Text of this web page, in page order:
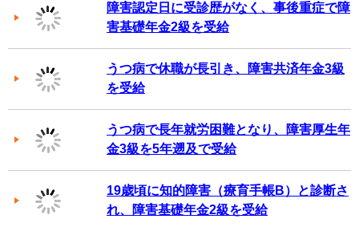
障害認定日に受診歴がなく、事後重症で障
害基礎年金2級を受給
うつ病で休職が長引き、障害共済年金3級
を受給
うつ病で長年就労困難となり、障害厚生年
金3級を5年遡及で受給
19歳頃に知的障害（療育手帳B）と診断さ
れ、障害基礎年金2級を受給